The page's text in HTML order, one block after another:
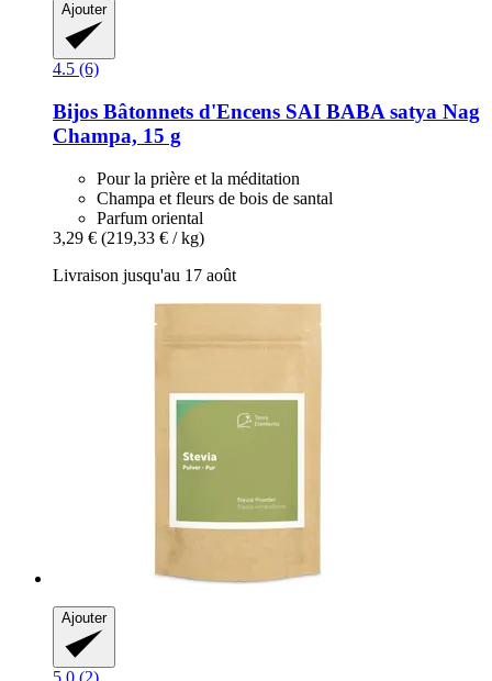
Ajouter
4.5 (6)
Bijos Bâtonnets d'Encens SAI BABA satya Nag
Champa, 15 g
Pour la prière et la méditation
Champa et fleurs de bois de santal
Parfum oriental
3,29 € (219,33 € / kg)
Livraison jusqu'au 17 août
Ajouter
5.0 (2)